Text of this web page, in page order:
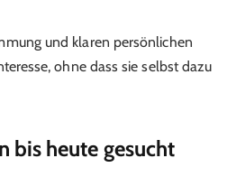
und klaren persönlichen
ohne dass sie selbst dazu
bis heute gesucht